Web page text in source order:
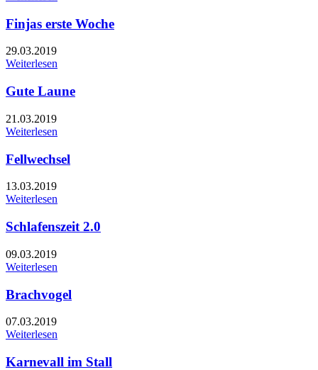
Finjas erste Woche
29.03.2019
Weiterlesen
Gute Laune
21.03.2019
Weiterlesen
Fellwechsel
13.03.2019
Weiterlesen
Schlafenszeit 2.0
09.03.2019
Weiterlesen
Brachvogel
07.03.2019
Weiterlesen
Karnevall im Stall